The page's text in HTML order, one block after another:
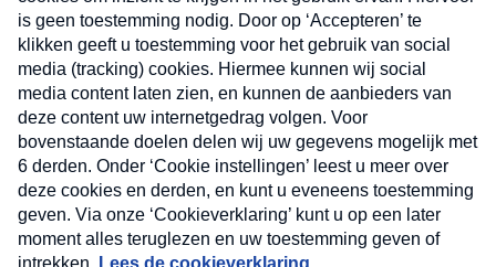
Nieuwsbrief
Neem hier een gratis abonnement op onze
nieuwsbrief. Elke vrijdag- en dinsdagochtend in uw